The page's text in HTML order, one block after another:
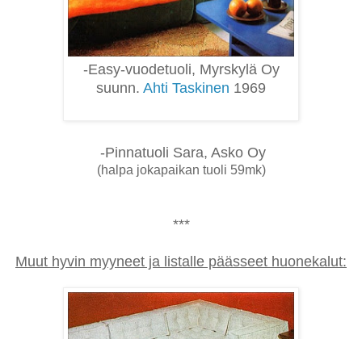
-Easy-vuodetuoli, Myrskylä Oy
suunn. Ahti Taskinen 1969
-Pinnatuoli Sara, Asko Oy
(halpa jokapaikan tuoli 59mk)
***
Muut hyvin myyneet ja listalle päässeet huonekalut: